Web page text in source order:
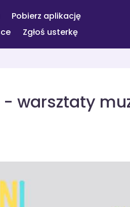
Pobierz aplikację
Zgłoś usterkę
- warsztaty